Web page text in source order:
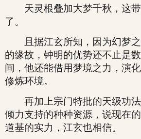
天灵根叠加大梦千秋，这带
了。
且据江玄所知，因为幻梦之
的缘故，钟明的优势还不止是
间，他还能借用梦境之力，演
修炼环境。
再加上宗门特批的天级功法
倾力支持的种种资源，说现在
道基的实力，江玄也相信。